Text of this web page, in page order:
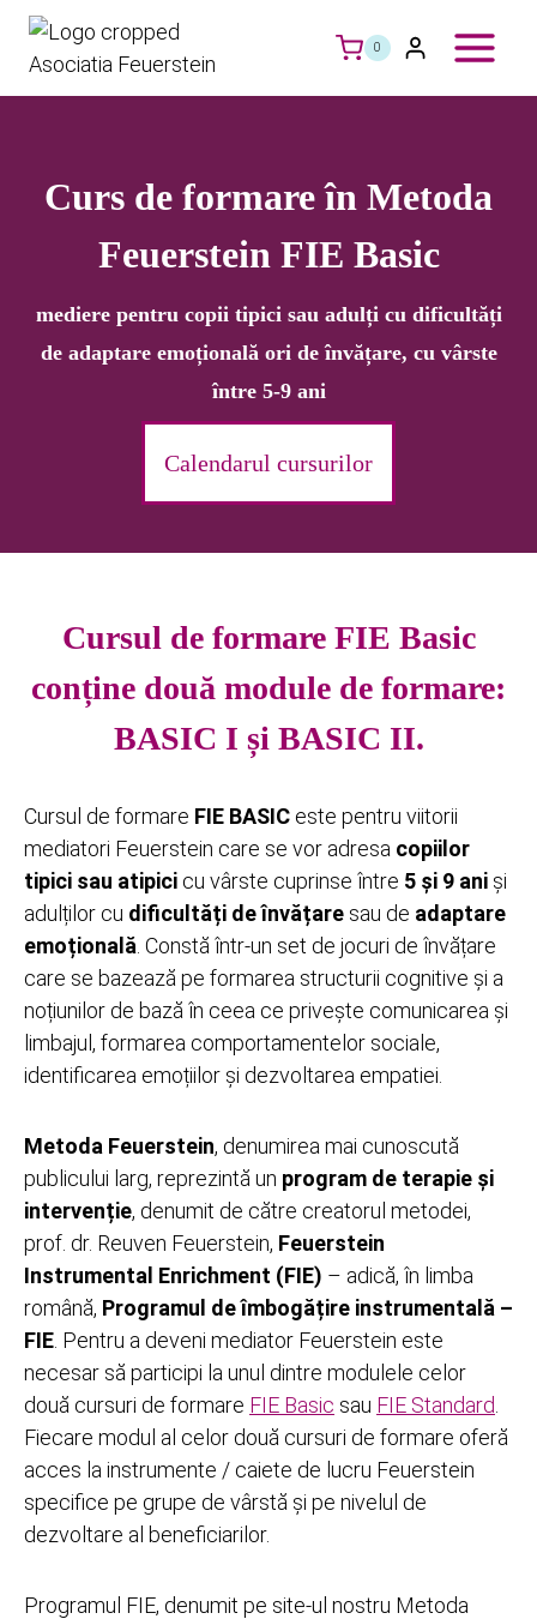
Skip
content
0
Curs de formare în Metoda
Feuerstein FIE Basic
mediere pentru copii tipici sau adulți cu dificultăți
de adaptare emoțională ori de învățare, cu vârste
între 5-9 ani
Calendarul cursurilor
Cursul de formare FIE Basic
conține două module de formare:
BASIC I și BASIC II.
Cursul de formare FIE BASIC este pentru viitorii
mediatori Feuerstein care se vor adresa copiilor
tipici sau atipici cu vârste cuprinse între 5 și 9 ani și
adulților cu dificultăți de învățare sau de adaptare
emoțională . Constă într-un set de jocuri de învățare
care se bazează pe formarea structurii cognitive și a
noțiunilor de bază în ceea ce privește comunicarea și
limbajul, formarea comportamentelor sociale,
identificarea emoțiilor și dezvoltarea empatiei.
Metoda Feuerstein, denumirea mai cunoscută
publicului larg, reprezintă un program de terapie și
intervenție, denumit de către creatorul metodei,
prof. dr. Reuven Feuerstein, Feuerstein
Instrumental Enrichment (FIE) – adică, în limba
română, Programul de îmbogățire instrumentală –
FIE . Pentru a deveni mediator Feuerstein este
necesar să participi la unul dintre modulele celor
două cursuri de formare FIE Basic sau FIE Standard
Fiecare modul al celor două cursuri de formare oferă
acces la instrumente / caiete de lucru Feuerstein
specifice pe grupe de vârstă și pe nivelul de
dezvoltare al beneficiarilor.
Programul FIE, denumit pe site-ul nostru Metoda